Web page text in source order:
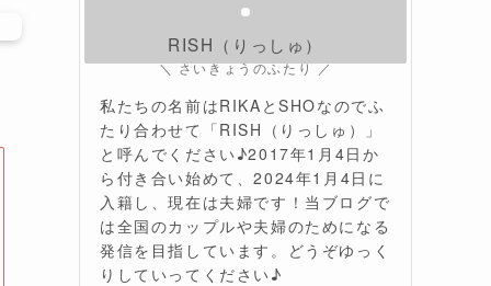
RISH（りっしゅ）
＼ さいきょうのふたり ／
私たちの名前はRIKAとSHOなのでふ
たり合わせて「RISH（りっしゅ）」
と呼んでください♪2017年1月4日か
ら付き合い始めて、2024年1月4日に
入籍し、現在は夫婦です！当ブログで
は全国のカップルや夫婦のためになる
発信を目指しています。どうぞゆっく
りしていってください♪